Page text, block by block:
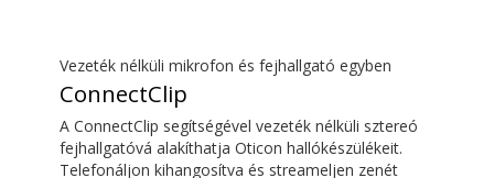
Vezeték nélküli mikrofon és fejhallgató egyben
ConnectClip
A ConnectClip segítségével vezeték nélküli sztereó
fejhallgatóvá alakíthatja Oticon hallókészülékeit.
Telefonáljon kihangosítva és streameljen zenét